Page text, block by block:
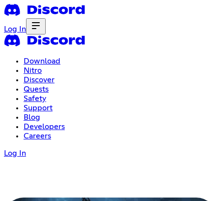
Log In
Download
Nitro
Discover
Quests
Safety
Support
Blog
Developers
Careers
Log In